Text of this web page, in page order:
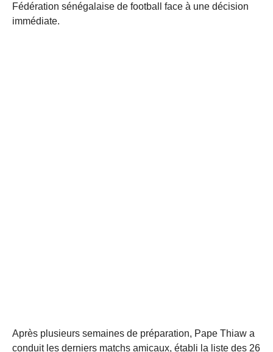
Fédération sénégalaise de football face à une décision
immédiate.
Après plusieurs semaines de préparation, Pape Thiaw a
conduit les derniers matchs amicaux, établi la liste des 26